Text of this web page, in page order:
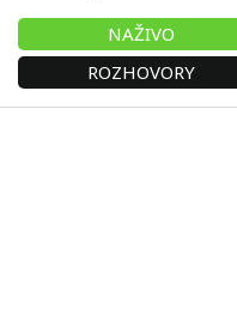
NAŽIVO
ROZHOVORY